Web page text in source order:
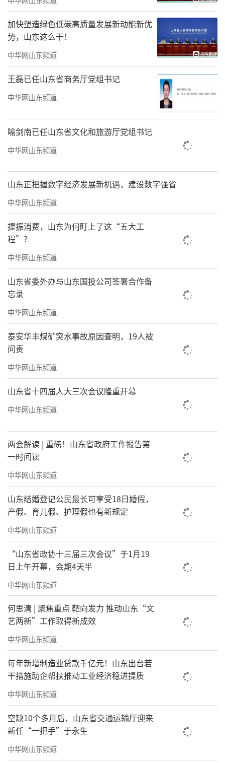
2003年创办山东首支职业甲级棋队
在座的不少都是多年老友，大家对我也多
有了解。作为土生土长的潍坊临朐人，我曾在
潍坊求学，近年又不时回乡拓展事业。此番受
家乡感召、为桑梓效力，有幸当选会长，这既
是家乡父老与棋界同仁对我的信任，更是对我
的莫大鞭策与严峻考验。
近年来，在市体育局、市体育总会的领导
和指导下，潍坊围棋事业稳步前行、多有进
步；项目普及和受众群体持续扩大、少儿围棋
培训体系日趋健全、办学规模不断壮大；各类
围棋赛事常态化开展，活动覆盖面、群众参与
棋文化氛围愈发浓厚，围棋运动已然走进千家
万户、浸润人心。
带领山东围棋队在潍坊主场作战
在充分肯定成绩的同时，我们也应清醒认
加快塑造绿色低碳高质量发展新动能新优
势，山东这么干！
中华网山东频道
王磊已任山东省商务厅党组书记
中华网山东频道
喻剑南已任山东省文化和旅游厅党组书记
中华网山东频道
山东正把握数字经济发展新机遇，建设数字强省
中华网山东频道
提振消费，山东为何盯上了这“五大工
程”？
中华网山东频道
山东省委外办与山东国投公司签署合作备
忘录
中华网山东频道
泰安华丰煤矿突水事故原因查明，19人被
问责
中华网山东频道
山东省十四届人大三次会议隆重开幕
中华网山东频道
两会解读 | 重磅！山东省政府工作报告第
一时间读
中华网山东频道
山东结婚登记公民最长可享受18日婚假，
产假、育儿假、护理假也有新规定
中华网山东频道
“山东省政协十三届三次会议”于1月19
日上午开幕，会期4天半
中华网山东频道
何思清 | 聚焦重点 靶向发力 推动山东“文
艺两新”工作取得新成效
中华网山东频道
每年新增制造业贷款千亿元！山东出台若
干措施助企帮扶推动工业经济稳进提质
中华网山东频道
空缺10个多月后，山东省交通运输厅迎来
新任“一把手”于永生
中华网山东频道